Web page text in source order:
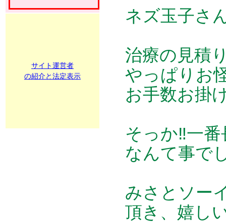
サイト運営者
の紹介と法定表示
ネズ玉子さ
治療の見積
やっぱりお
お手数お掛
そっか‼一
なんて事で
みさとソー
頂き、嬉し